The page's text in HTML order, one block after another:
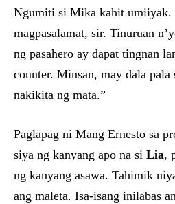
Ngumiti si Mika kahit umiiyak.
magpasalamat, sir. Tinuruan
ng pasahero ay dapat tingnan
counter. Minsan, may dala
nakikita ng mata.”
Paglapag ni Mang Ernesto sa
siya ng kanyang apo na si Lia,
ng kanyang asawa. Tahimik
ang maleta. Isa-isang inilabas